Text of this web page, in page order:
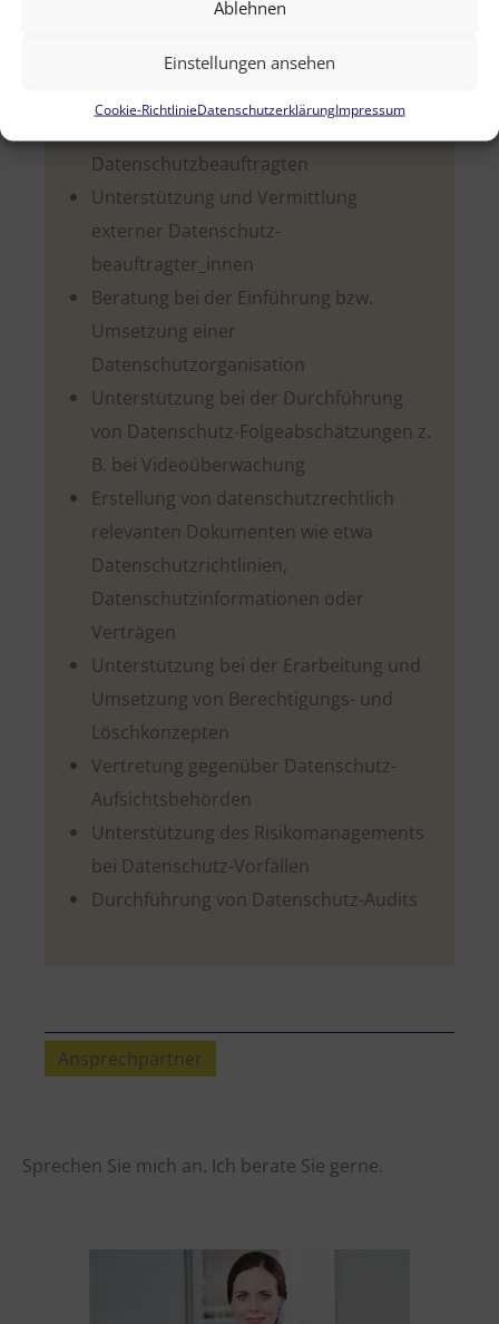
Ablehnen
Einstellungen ansehen
Cookie-RichtlinieDatenschutzerklärungImpressum
Beratung von nationalen und
Datenschutzbeauftragten
Unterstützung und Vermittlung
externer Datenschutz­
beauftragter_innen
Beratung bei der Einführung bzw.
Umsetzung einer
Datenschutzorganisation
Unterstützung bei der Durchführung
von Datenschutz-Folgeabschätzungen z.
B. bei Videoüberwachung
Erstellung von datenschutzrechtlich
relevanten Dokumenten wie etwa
Datenschutzrichtlinien,
Datenschutzinformationen oder
Verträgen
Unterstützung bei der Erarbeitung und
Umsetzung von Berechtigungs- und
Löschkonzepten
Vertretung gegenüber Datenschutz-
Aufsichtsbehörden
Unterstützung des Risikomanagements
bei Datenschutz-Vorfällen
Durchführung von Datenschutz-Audits
Ansprechpartner
Sprechen Sie mich an. Ich berate Sie gerne.